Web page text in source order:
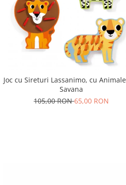
Joc cu Sireturi Lassanimo, cu
Savana
105,00 RON65,00 RON